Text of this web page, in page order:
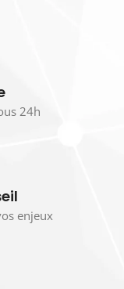
24h
enjeux